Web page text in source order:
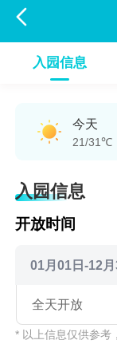

入园信息
今天
21/31℃
入园信息
开放时间
01月01日-12月
全天开放
* 以上信息仅供参考